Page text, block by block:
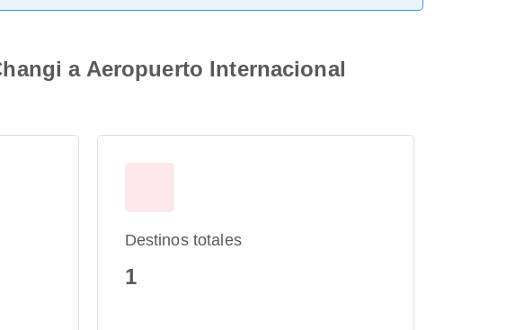
a Aeropuerto Internacional
Destinos totales
1